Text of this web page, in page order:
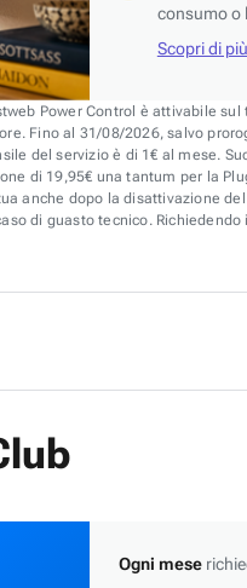
consumo o
Scopri di più
Power Control è attivabile
Fino al 31/08/2026, salvo
del servizio è di 1€ al mese.
di 19,95€ una tantum per la
anche dopo la disattivazione
di guasto tecnico.
Ogni mese